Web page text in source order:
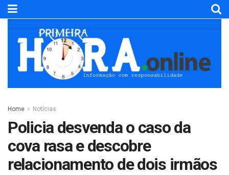
Home Notícias
Policia desvenda o caso da
cova rasa e descobre
relacionamento de dois irmãos